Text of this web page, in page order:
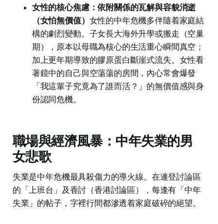
女性的核心焦慮：依附關係的瓦解與容貌消逝
（女怕無價值） 女性的中年危機多伴隨着家庭結
構的劇烈變動。子女長大海外升學或搬走（空巢
期），原本以母職為核心的生活重心瞬間真空；
加上更年期導致的膠原蛋白斷崖式流失。女性看
著鏡中的自己與空蕩蕩的房間，內心常會爆發
「我這輩子究竟為了誰而活？」的無價值感與身
份認同危機。
職場與經濟風暴：中年失業的男
女悲歌
失業是中年危機最具殺傷力的導火線。在連登討論區
的「上班台」及香討（香港討論區），每逢有「中年
失業」的帖子，字裡行間都滲透着家庭破碎的絕望。